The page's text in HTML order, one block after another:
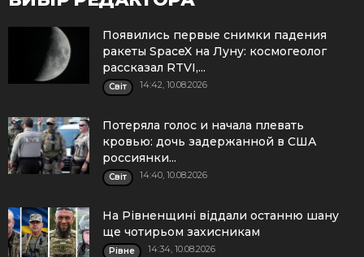
Появились первые снимки падения
ракеты SpaceX на Луну: космогеолог
рассказал RTVI,...
Cвіт 14:42, 10.08.2026
Потеряла голос и начала плевать
кровью: дочь задержанной в США
россиянки...
Cвіт 14:40, 10.08.2026
На Рівненщині віддали останню шану
ще чотирьом захисникам
Рівне 14:34, 10.08.2026